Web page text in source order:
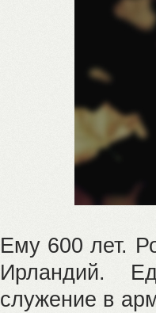
Ему 600 лет.
Ирландий.
служение в